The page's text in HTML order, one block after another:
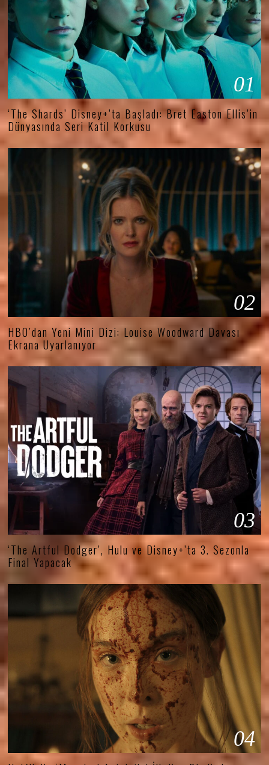
01
‘The Shards’ Disney+’ta Başladı: Bret Easton Ellis’in
Dünyasında Seri Katil Korkusu
02
HBO’dan Yeni Mini Dizi: Louise Woodward Davası
Ekrana Uyarlanıyor
03
‘The Artful Dodger’, Hulu ve Disney+’ta 3. Sezonla
Final Yapacak
04